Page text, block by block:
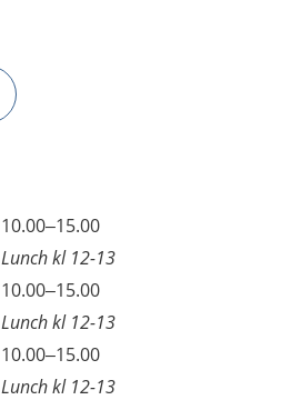
10.00–15.00
Lunch kl 12-13
10.00–15.00
Lunch kl 12-13
10.00–15.00
Lunch kl 12-13